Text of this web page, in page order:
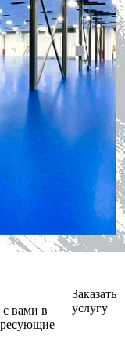
вами в
Заказать
услугу